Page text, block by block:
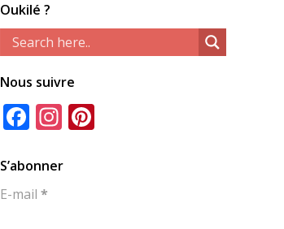
Oukilé ?
Nous suivre
Facebook
Instagram
S’abonner
E-mail *